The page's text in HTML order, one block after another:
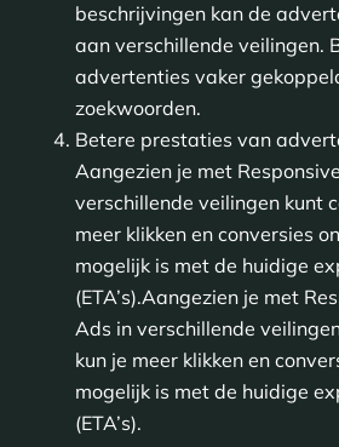
beschrijvingen kan de
aan verschillende veilingen.
advertenties vaker
zoekwoorden.
Betere prestaties van
Aangezien je met
verschillende veilingen kunt
meer klikken en conversies
mogelijk is met de huidige
(ETA’s).Aangezien je met
Ads in verschillende
kun je meer klikken en
mogelijk is met de huidige
(ETA’s).